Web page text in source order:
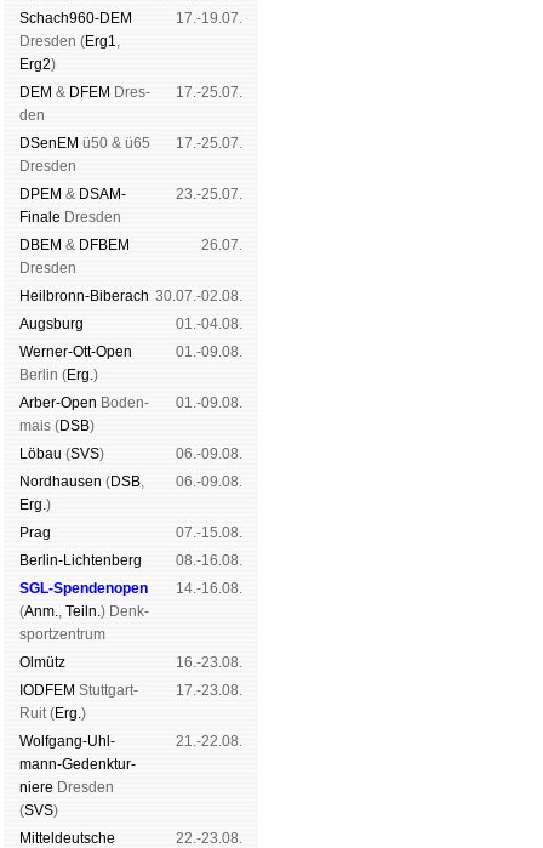
Schach960-DEM
Dres­den (Erg1,
Erg2)
17.-19.07.
DEM & DFEM Dres­
den
17.-25.07.
DSenEM ü50 & ü65
Dres­den
17.-25.07.
DPEM & DSAM-
Finale Dres­den
23.-25.07.
DBEM & DFBEM
Dres­den
26.07.
Heil­bronn-Bi­ber­ach 30.07.-02.08.
Augs­burg
01.-04.08.
Werner-Ott-Open
Ber­lin (Erg.)
01.-09.08.
Arber-Open Boden­
mais (DSB)
01.-09.08.
Lö­bau (SVS)
06.-09.08.
Nord­hau­sen (DSB,
Erg.)
06.-09.08.
Prag
07.-15.08.
Berlin-Lich­ten­berg
08.-16.08.
SGL-Spenden­open
(Anm., Teiln.) Denk­
sport­zen­trum
14.-16.08.
Ol­mütz
16.-23.08.
IODFEM Stutt­gart-
Ruit (Erg.)
17.-23.08.
Wolf­gang-Uhl­
mann-Ge­denk­tur­
niere Dres­den
(SVS)
21.-22.08.
Mit­tel­deu­tsche 22.-23.08.